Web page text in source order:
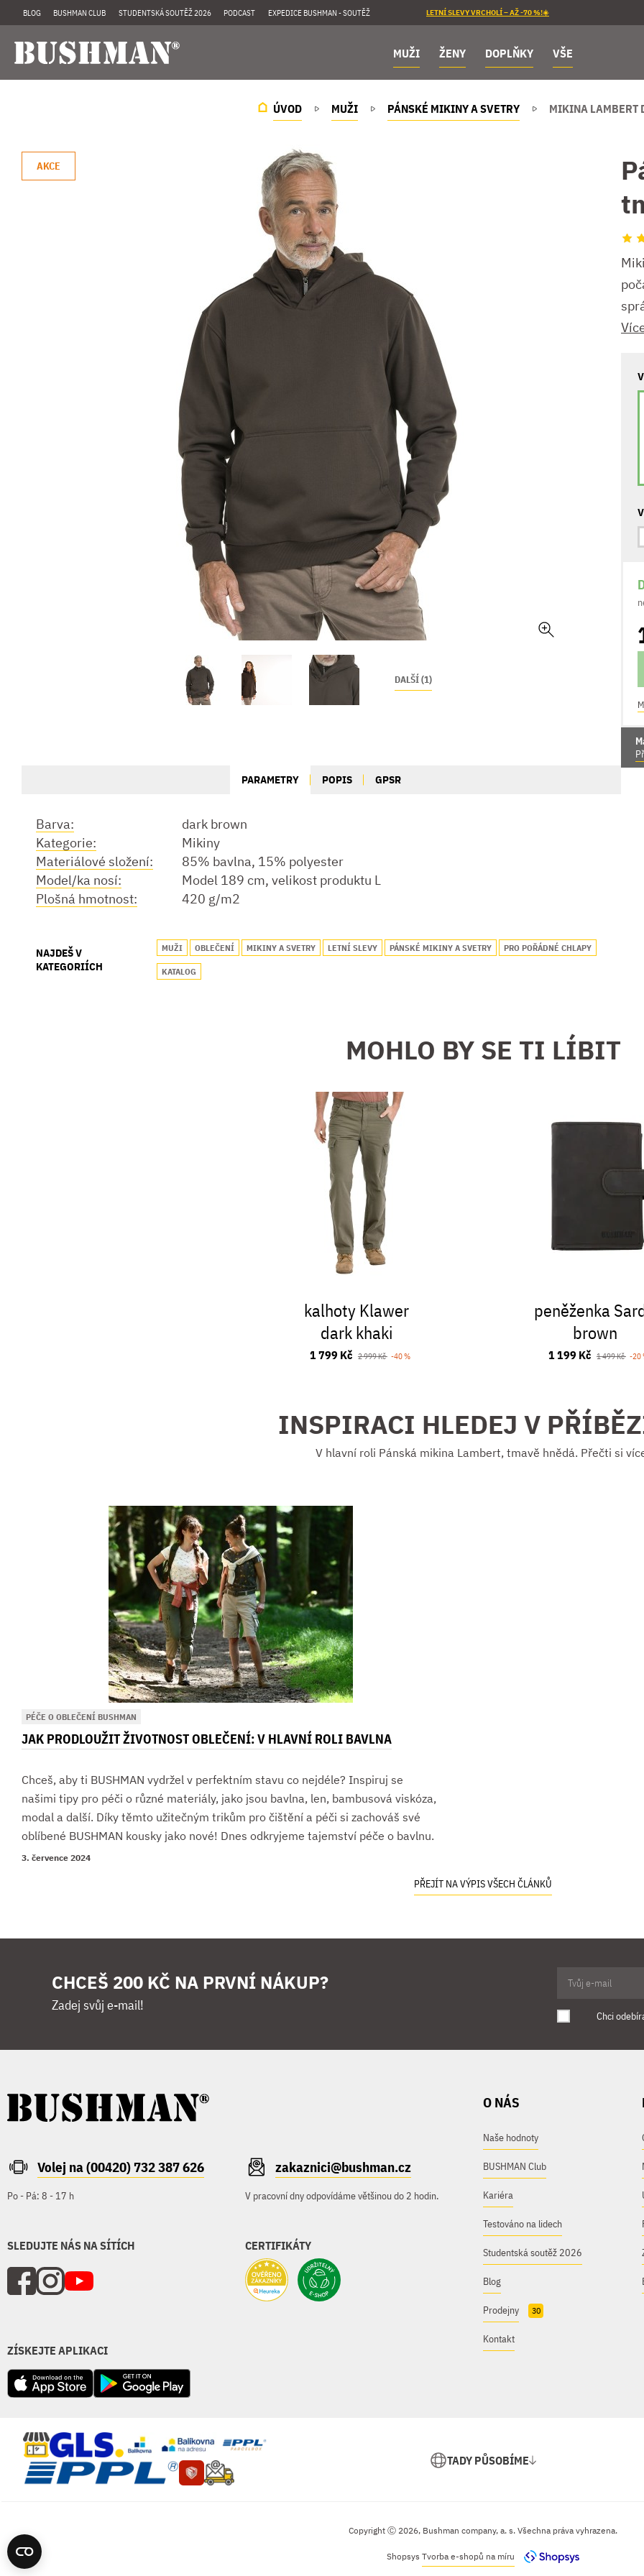
BLOG BUSHMAN CLUB STUDENTSKÁ SOUTĚŽ 2026 PODCAST EXPEDICE BUSHMAN - SOUTĚŽ LETNÍ SLEVY VRCHOLÍ – AŽ -70 %!☀️
MUŽI ŽENY DOPLŇKY VŠE
ÚVOD MUŽI PÁNSKÉ MIKINY A SVETRY MIKINA LAMBERT
AKCE
DALŠÍ (1)
PARAMETRY POPIS GPSR
Barva:
dark brown
Kategorie:
Mikiny
Materiálové složení:
85% bavlna, 15% polyester
Model/ka nosí:
Model 189 cm, velikost produktu L
Plošná hmotnost:
420 g/m2
NAJDEŠ V
KATEGORIÍCH
MUŽI OBLEČENÍ MIKINY A SVETRY LETNÍ SLEVY PÁNSKÉ MIKINY A SVETRY PRO POŘÁDNÉ CHLAPY
KATALOG
MOHLO BY SE TI LÍBIT
kalhoty Klawer
dark khaki
1 799 Kč 2 999 Kč -40 %
peněženka
brown
1 199 Kč 1 499 Kč -20
INSPIRACI HLEDEJ V
V hlavní roli Pánská mikina Lambert, tmavě hnědá. Přečti si
PÉČE O OBLEČENÍ BUSHMAN
JAK PRODLOUŽIT ŽIVOTNOST OBLEČENÍ: V HLAVNÍ ROLI BAVLNA
Chceš, aby ti BUSHMAN vydržel v perfektním stavu co nejdéle? Inspiruj se
našimi tipy pro péči o různé materiály, jako jsou bavlna, len, bambusová viskóza,
modal a další. Díky těmto užitečným trikům pro čištění a péči si zachováš své
oblíbené BUSHMAN kousky jako nové! Dnes odkryjeme tajemství péče o bavlnu.
3. července 2024
PŘEJÍT NA VÝPIS VŠECH ČLÁNKŮ
CHCEŠ 200 KČ NA PRVNÍ NÁKUP?
Zadej svůj e-mail!
Chci
Volej na (00420) 732 387 626
Po - Pá: 8 - 17 h
zakaznici@bushman.cz
V pracovní dny odpovídáme většinou do 2 hodin.
SLEDUJTE NÁS NA SÍTÍCH CERTIFIKÁTY
ZÍSKEJTE APLIKACI
O NÁS
Naše hodnoty
BUSHMAN Club
Kariéra
Testováno na lidech
Studentská soutěž 2026
Blog
Prodejny 30
Kontakt
TADY PŮSOBÍME
Copyright Ⓒ 2026, Bushman company, a. s. Všechna práva vyhrazena.
Shopsys Tvorba e-shopů na míru